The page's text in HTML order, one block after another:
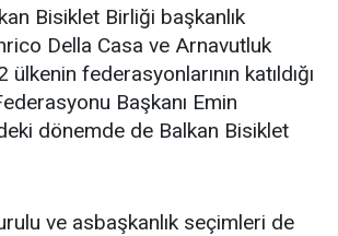
Bisiklet Birliği başkanlık
Della Casa ve Arnavutluk
federasyonlarının katıldığı
Başkanı Emin
dönemde de Balkan Bisiklet
ve asbaşkanlık seçimleri de